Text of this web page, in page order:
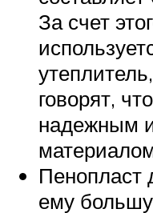
За счет
говорят,
надежным
Пенопласт
ему